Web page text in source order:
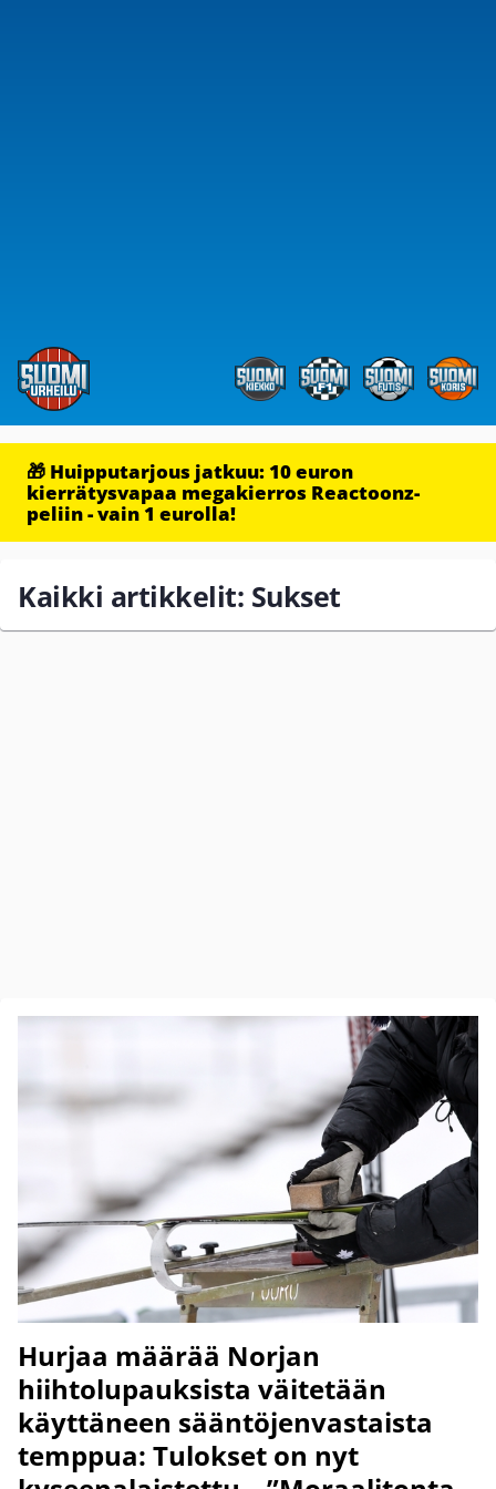
🎁 Huipputarjous jatkuu: 10 euron
kierrätysvapaa megakierros Reactoonz-
peliin - vain 1 eurolla!
Kaikki artikkelit: Sukset
Hurjaa määrää Norjan
hiihtolupauksista väitetään
käyttäneen sääntöjenvastaista
temppua: Tulokset on nyt